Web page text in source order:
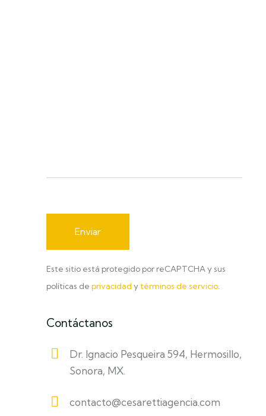
Este sitio está protegido por reCAPTCHA y sus
políticas de privacidad y términos de servicio
Contáctanos
Dr. Ignacio Pesqueira 594, Hermosillo,
Sonora, MX.
contacto@cesarettiagencia.com